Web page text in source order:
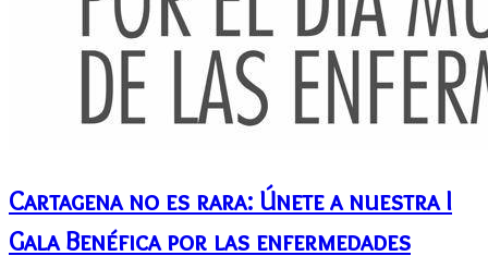
Cartagena no es rara: Únete a nuestra I
Gala Benéfica por las enfermedades